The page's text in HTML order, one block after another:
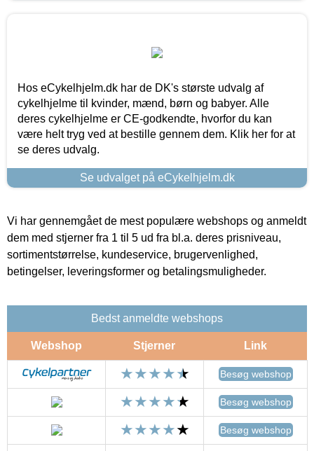
Hos eCykelhjelm.dk har de DK's største udvalg af
cykelhjelme til kvinder, mænd, børn og babyer. Alle
deres cykelhjelme er CE-godkendte, hvorfor du kan
være helt tryg ved at bestille gennem dem. Klik her for at
se deres udvalg.
Se udvalget på eCykelhjelm.dk
Vi har gennemgået de mest populære webshops og anmeldt
dem med stjerner fra 1 til 5 ud fra bl.a. deres prisniveau,
sortimentstørrelse, kundeservice, brugervenlighed,
betingelser, leveringsformer og betalingsmuligheder.
Bedst anmeldte webshops
Webshop Stjerner Link
Besøg webshop
Besøg webshop
Besøg webshop